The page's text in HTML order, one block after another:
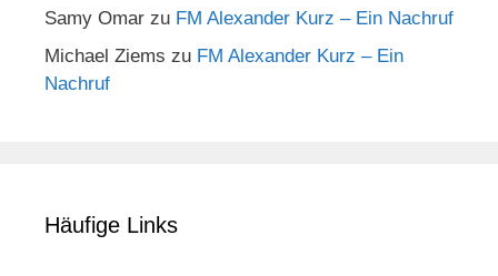
Samy Omar zu FM Alexander Kurz – Ein Nachruf
Michael Ziems zu FM Alexander Kurz – Ein
Nachruf
Häufige Links